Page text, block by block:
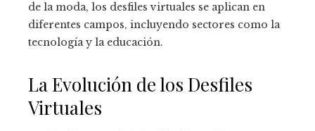
de la moda, los desfiles virtuales se aplican en
diferentes campos, incluyendo sectores como la
tecnología y la educación.
La Evolución de los Desfiles
Virtuales